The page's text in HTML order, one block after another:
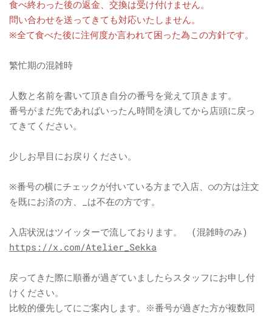
​食べ終わった後の返金、交換は受け付けません。
問い合わせを送ってきても対応いたしません。
※全て食べた後に注何度か言われて困った為この方針です。
繁忙期の混雑時
人数と名前を書いて頂き自分の番号を覚えて頂きます。
番号がまだ先であればいったん時間を潰してから店頭に戻っ
てきてください。
少しお早目にお戻りください。
※番号の横にチェックが付いている方まで入店、○の方は注文
を既にお済の方、_は不在の方です。
入店状況はツイッターで流しております。 (混雑時のみ)
https://x.com/Atelier_Sekka
戻ってきた際に順番が過ぎていましたらスタッフにお申し付
けください。
比較的優先してにご案内します。※番号が過ぎた方が複数同